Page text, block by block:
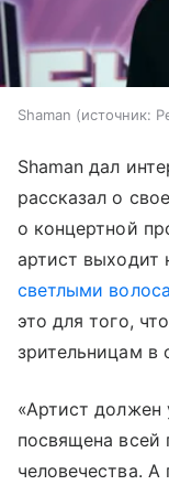
Shaman источник:
Shaman дал
рассказал о
о концертной
артист выходит
светлыми
это для того,
зрительницам в
«Артист должен
посвящена всей
человечества.